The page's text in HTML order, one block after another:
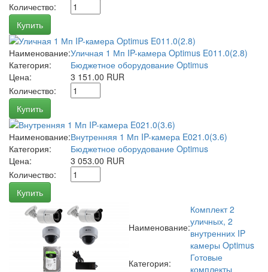
Количество:
Купить
Наименование:Уличная 1 Мп IP-камера Optimus E011.0(2.8)
Категория:
Бюджетное оборудование Optimus
Цена:
3 151.00 RUR
Количество:
Купить
Наименование:Внутренняя 1 Мп IP-камера E021.0(3.6)
Категория:
Бюджетное оборудование Optimus
Цена:
3 053.00 RUR
Количество:
Купить
Наименование:
Комплект 2
уличных, 2
внутренних IP
камеры Optimus
Категория:
Готовые
комплекты